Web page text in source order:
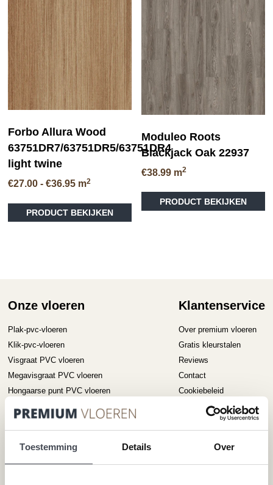
Toestemming Details Over
Forbo Allura Wood
63751DR7/63751DR5/63751DR4
light twine
€27.00 - €36.95Prijsklasse:
tot
€36.95
m2
PRODUCT BEKIJKEN
product
productpagina
Moduleo Roots
Blackjack Oak 22937
€38.99 m2
PRODUCT BEKIJKEN
Onze vloeren
Plak-pvc-vloeren
Klik-pvc-vloeren
Visgraat PVC vloeren
Megavisgraat PVC vloeren
Hongaarse punt PVC vloeren
Houtlook PVC vloeren
Klantenservice
Over premium vloeren
Gratis kleurstalen
Reviews
Contact
Cookiebeleid